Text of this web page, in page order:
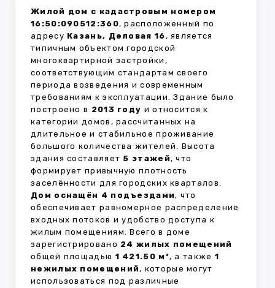
Жилой дом с кадастровым номером
16:50:090512:360, расположенный по
адресу Казань, Деловая 16, является
типичным объектом городской
многоквартирной застройки,
соответствующим стандартам своего
периода возведения и современным
требованиям к эксплуатации. Здание было
построено в 2013 году и относится к
категории домов, рассчитанных на
длительное и стабильное проживание
большого количества жителей. Высота
здания составляет 5 этажей, что
формирует привычную плотность
заселённости для городских кварталов.
Дом оснащён 4 подъездами, что
обеспечивает равномерное распределение
входных потоков и удобство доступа к
жилым помещениям. Всего в доме
зарегистрировано 24 жилых помещений
общей площадью 1 421.50 м², а также 1
нежилых помещений, которые могут
использоваться под различные